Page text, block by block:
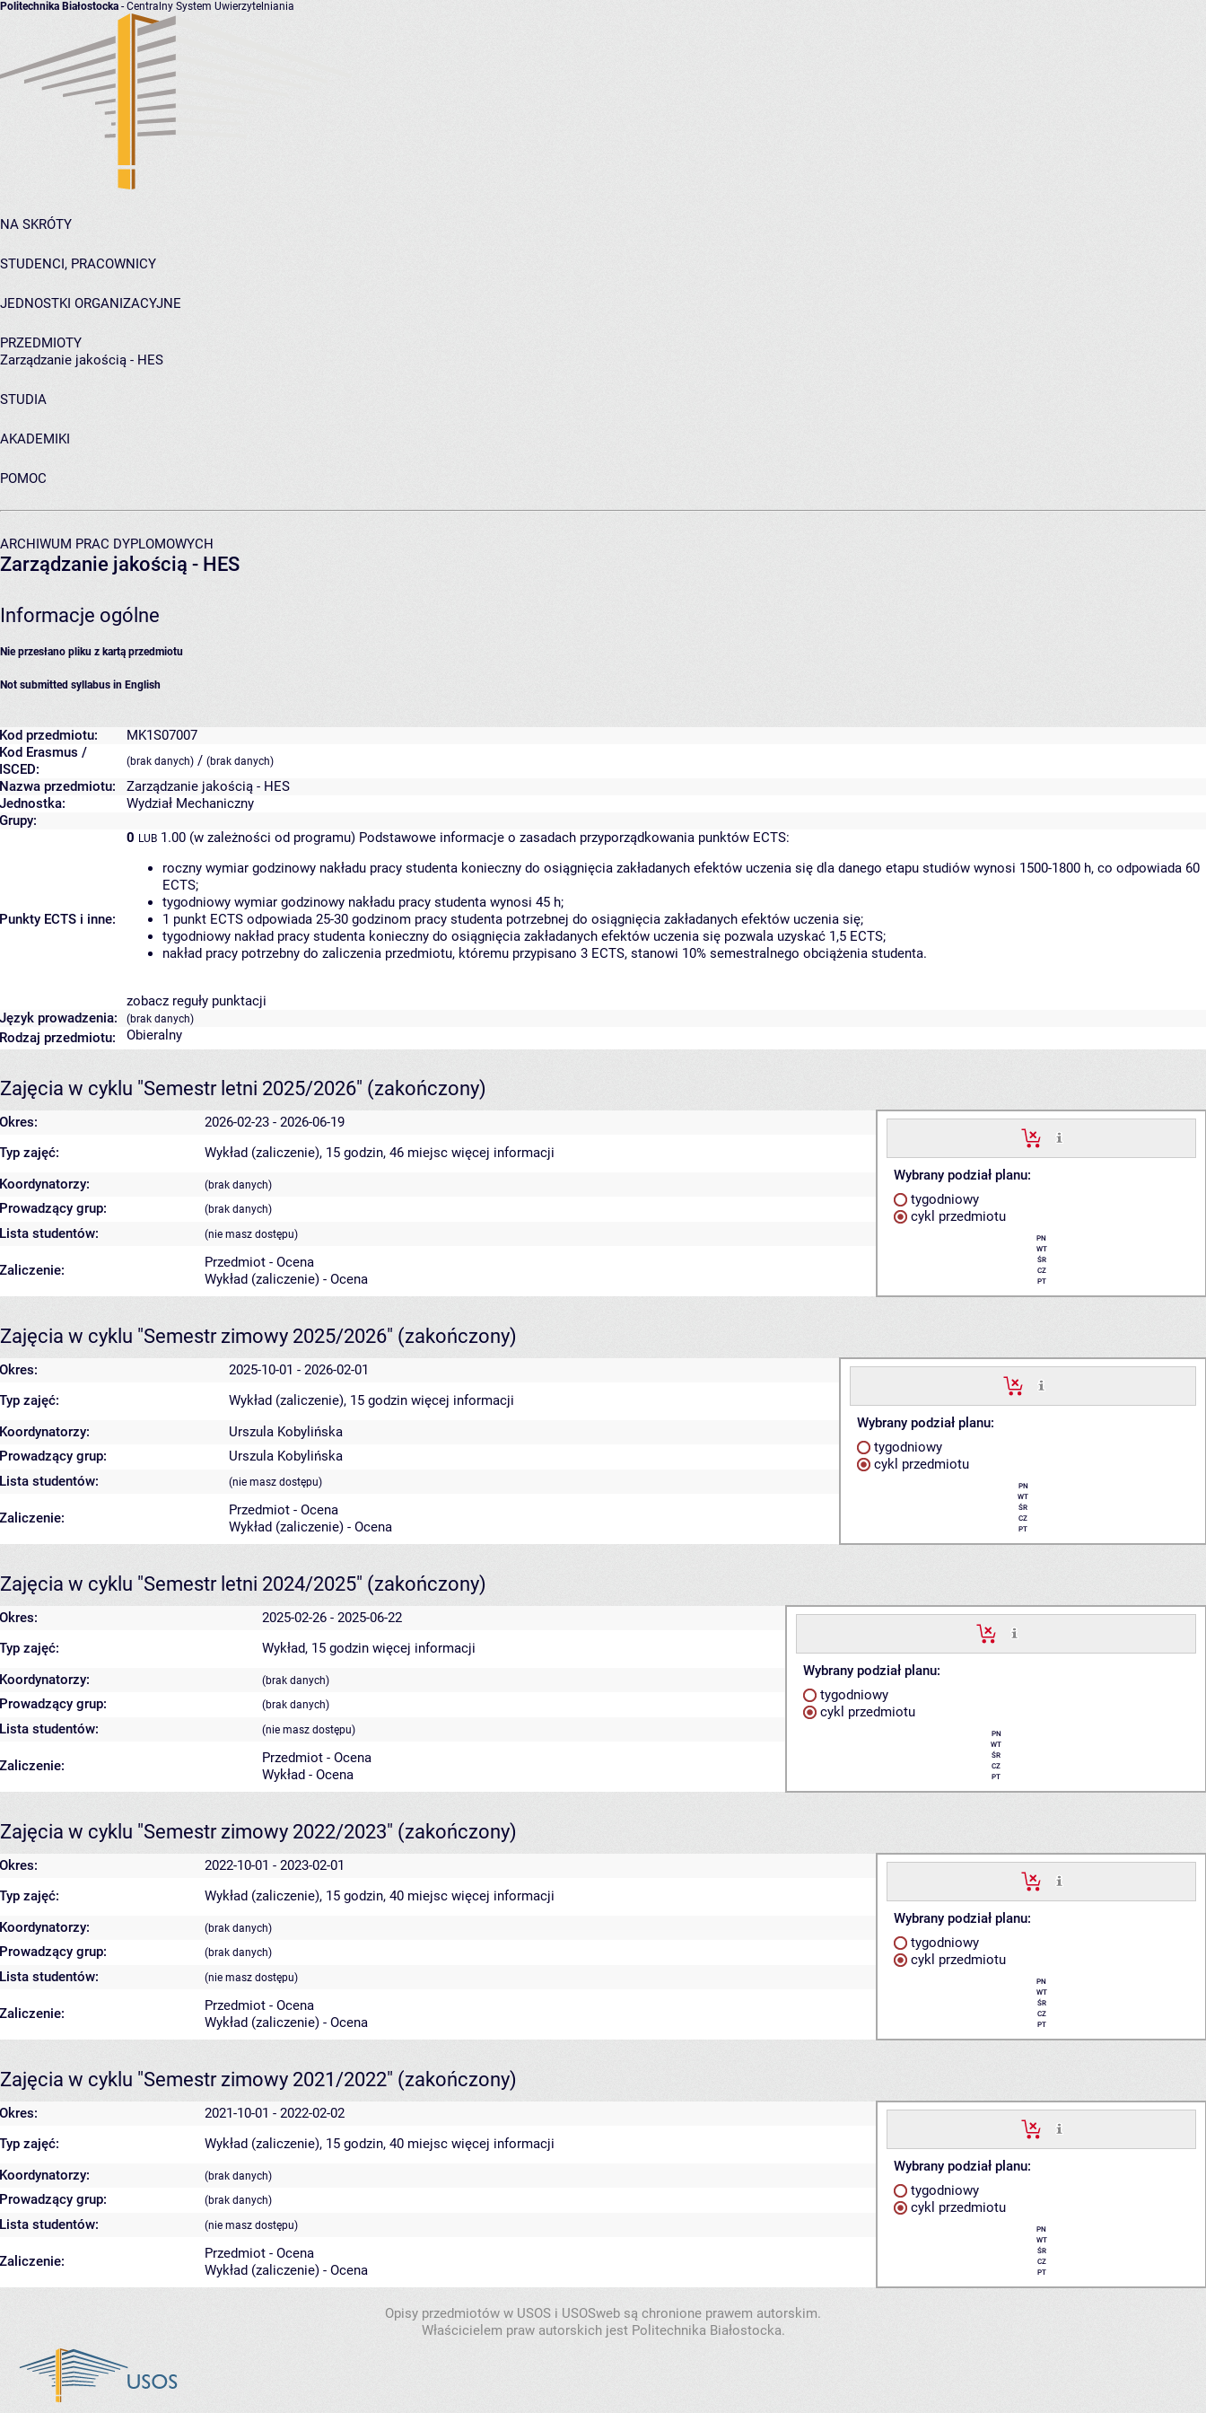
Politechnika Białostocka - Centralny System Uwierzytelniania
NA SKRÓTY
STUDENCI, PRACOWNICY
JEDNOSTKI ORGANIZACYJNE
PRZEDMIOTY
Zarządzanie jakością - HES
STUDIA
AKADEMIKI
POMOC
ARCHIWUM PRAC DYPLOMOWYCH
Zarządzanie jakością - HES
Informacje ogólne
Nie przesłano pliku z kartą przedmiotu
Not submitted syllabus in English
Kod przedmiotu:
MK1S07007
Kod Erasmus /
ISCED:
(brak danych) / (brak danych)
Nazwa przedmiotu:
Zarządzanie jakością - HES
Jednostka:
Wydział Mechaniczny
Grupy:
Punkty ECTS i inne:
0 LUB 1.00 (w zależności od programu) Podstawowe informacje o zasadach przyporządkowania punktów ECTS:
roczny wymiar godzinowy nakładu pracy studenta konieczny do osiągnięcia zakładanych efektów uczenia się dla danego etapu studiów wynosi 1500-1800 h, co odpowiada 60
ECTS;
tygodniowy wymiar godzinowy nakładu pracy studenta wynosi 45 h;
1 punkt ECTS odpowiada 25-30 godzinom pracy studenta potrzebnej do osiągnięcia zakładanych efektów uczenia się;
tygodniowy nakład pracy studenta konieczny do osiągnięcia zakładanych efektów uczenia się pozwala uzyskać 1,5 ECTS;
nakład pracy potrzebny do zaliczenia przedmiotu, któremu przypisano 3 ECTS, stanowi 10% semestralnego obciążenia studenta.
zobacz reguły punktacji
Język prowadzenia:
(brak danych)
Rodzaj przedmiotu: Obieralny
Zajęcia w cyklu "Semestr letni 2025/2026" (zakończony)
Okres: 2026-02-23 - 2026-06-19
Wybrany podział planu:
tygodniowy
cykl przedmiotu
PN
WT
ŚR
CZ
PT
Typ zajęć: Wykład (zaliczenie), 15 godzin, 46 miejsc więcej informacji
Koordynatorzy:
(brak danych)
Prowadzący grup: (brak danych)
Lista studentów: (nie masz dostępu)
Zaliczenie:
Przedmiot - Ocena
Wykład (zaliczenie) - Ocena
Zajęcia w cyklu "Semestr zimowy 2025/2026" (zakończony)
Okres: 2025-10-01 - 2026-02-01
Wybrany podział planu:
tygodniowy
cykl przedmiotu
PN
WT
ŚR
CZ
PT
Typ zajęć: Wykład (zaliczenie), 15 godzin więcej informacji
Koordynatorzy:
Urszula Kobylińska
Prowadzący grup:
Urszula Kobylińska
Lista studentów:
(nie masz dostępu)
Zaliczenie:
Przedmiot - Ocena
Wykład (zaliczenie) - Ocena
Zajęcia w cyklu "Semestr letni 2024/2025" (zakończony)
Okres: 2025-02-26 - 2025-06-22
Wybrany podział planu:
tygodniowy
cykl przedmiotu
PN
WT
ŚR
CZ
PT
Typ zajęć: Wykład, 15 godzin więcej informacji
Koordynatorzy:
(brak danych)
Prowadzący grup: (brak danych)
Lista studentów: (nie masz dostępu)
Zaliczenie:
Przedmiot - Ocena
Wykład - Ocena
Zajęcia w cyklu "Semestr zimowy 2022/2023" (zakończony)
Okres: 2022-10-01 - 2023-02-01
Wybrany podział planu:
tygodniowy
cykl przedmiotu
PN
WT
ŚR
CZ
PT
Typ zajęć: Wykład (zaliczenie), 15 godzin, 40 miejsc więcej informacji
Koordynatorzy:
(brak danych)
Prowadzący grup: (brak danych)
Lista studentów: (nie masz dostępu)
Zaliczenie:
Przedmiot - Ocena
Wykład (zaliczenie) - Ocena
Zajęcia w cyklu "Semestr zimowy 2021/2022" (zakończony)
Okres: 2021-10-01 - 2022-02-02
Wybrany podział planu:
tygodniowy
cykl przedmiotu
PN
WT
ŚR
CZ
PT
Typ zajęć: Wykład (zaliczenie), 15 godzin, 40 miejsc więcej informacji
Koordynatorzy:
(brak danych)
Prowadzący grup: (brak danych)
Lista studentów: (nie masz dostępu)
Zaliczenie:
Przedmiot - Ocena
Wykład (zaliczenie) - Ocena
Opisy przedmiotów w USOS i USOSweb są chronione prawem autorskim.
Właścicielem praw autorskich jest Politechnika Białostocka.